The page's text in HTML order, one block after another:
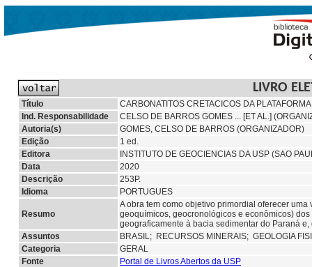
LIVRO
Título
CARBONATITOS CRETACICOS DA
Ind. Responsabilidade
CELSO DE BARROS GOMES ... [ET AL.]
Autoria(s)
GOMES, CELSO DE BARROS (ORGANIZADOR)
Edição
1 ed.
Editora
INSTITUTO DE GEOCIENCIAS DA USP (SAO
Data
2020
Descrição
253P.
Idioma
PORTUGUES
Resumo
A obra tem como objetivo primordial oferecer
geoquímicos, geocronológicos e econômicos)
geograficamente à bacia sedimentar do Paraná
Assuntos
BRASIL; RECURSOS MINERAIS; GEOLOGIA
Categoria
GERAL
Fonte
Portal de Livros Abertos da USP